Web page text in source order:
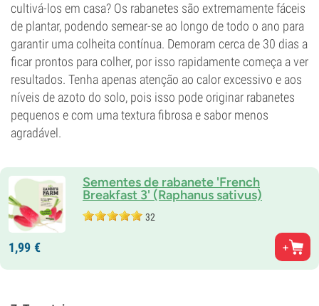
cultivá-los em casa? Os rabanetes são extremamente fáceis
de plantar, podendo semear-se ao longo de todo o ano para
garantir uma colheita contínua. Demoram cerca de 30 dias a
ficar prontos para colher, por isso rapidamente começa a ver
resultados. Tenha apenas atenção ao calor excessivo e aos
níveis de azoto do solo, pois isso pode originar rabanetes
pequenos e com uma textura fibrosa e sabor menos
agradável.
Sementes de rabanete 'French
Breakfast 3' (Raphanus sativus)
32
1,99 €